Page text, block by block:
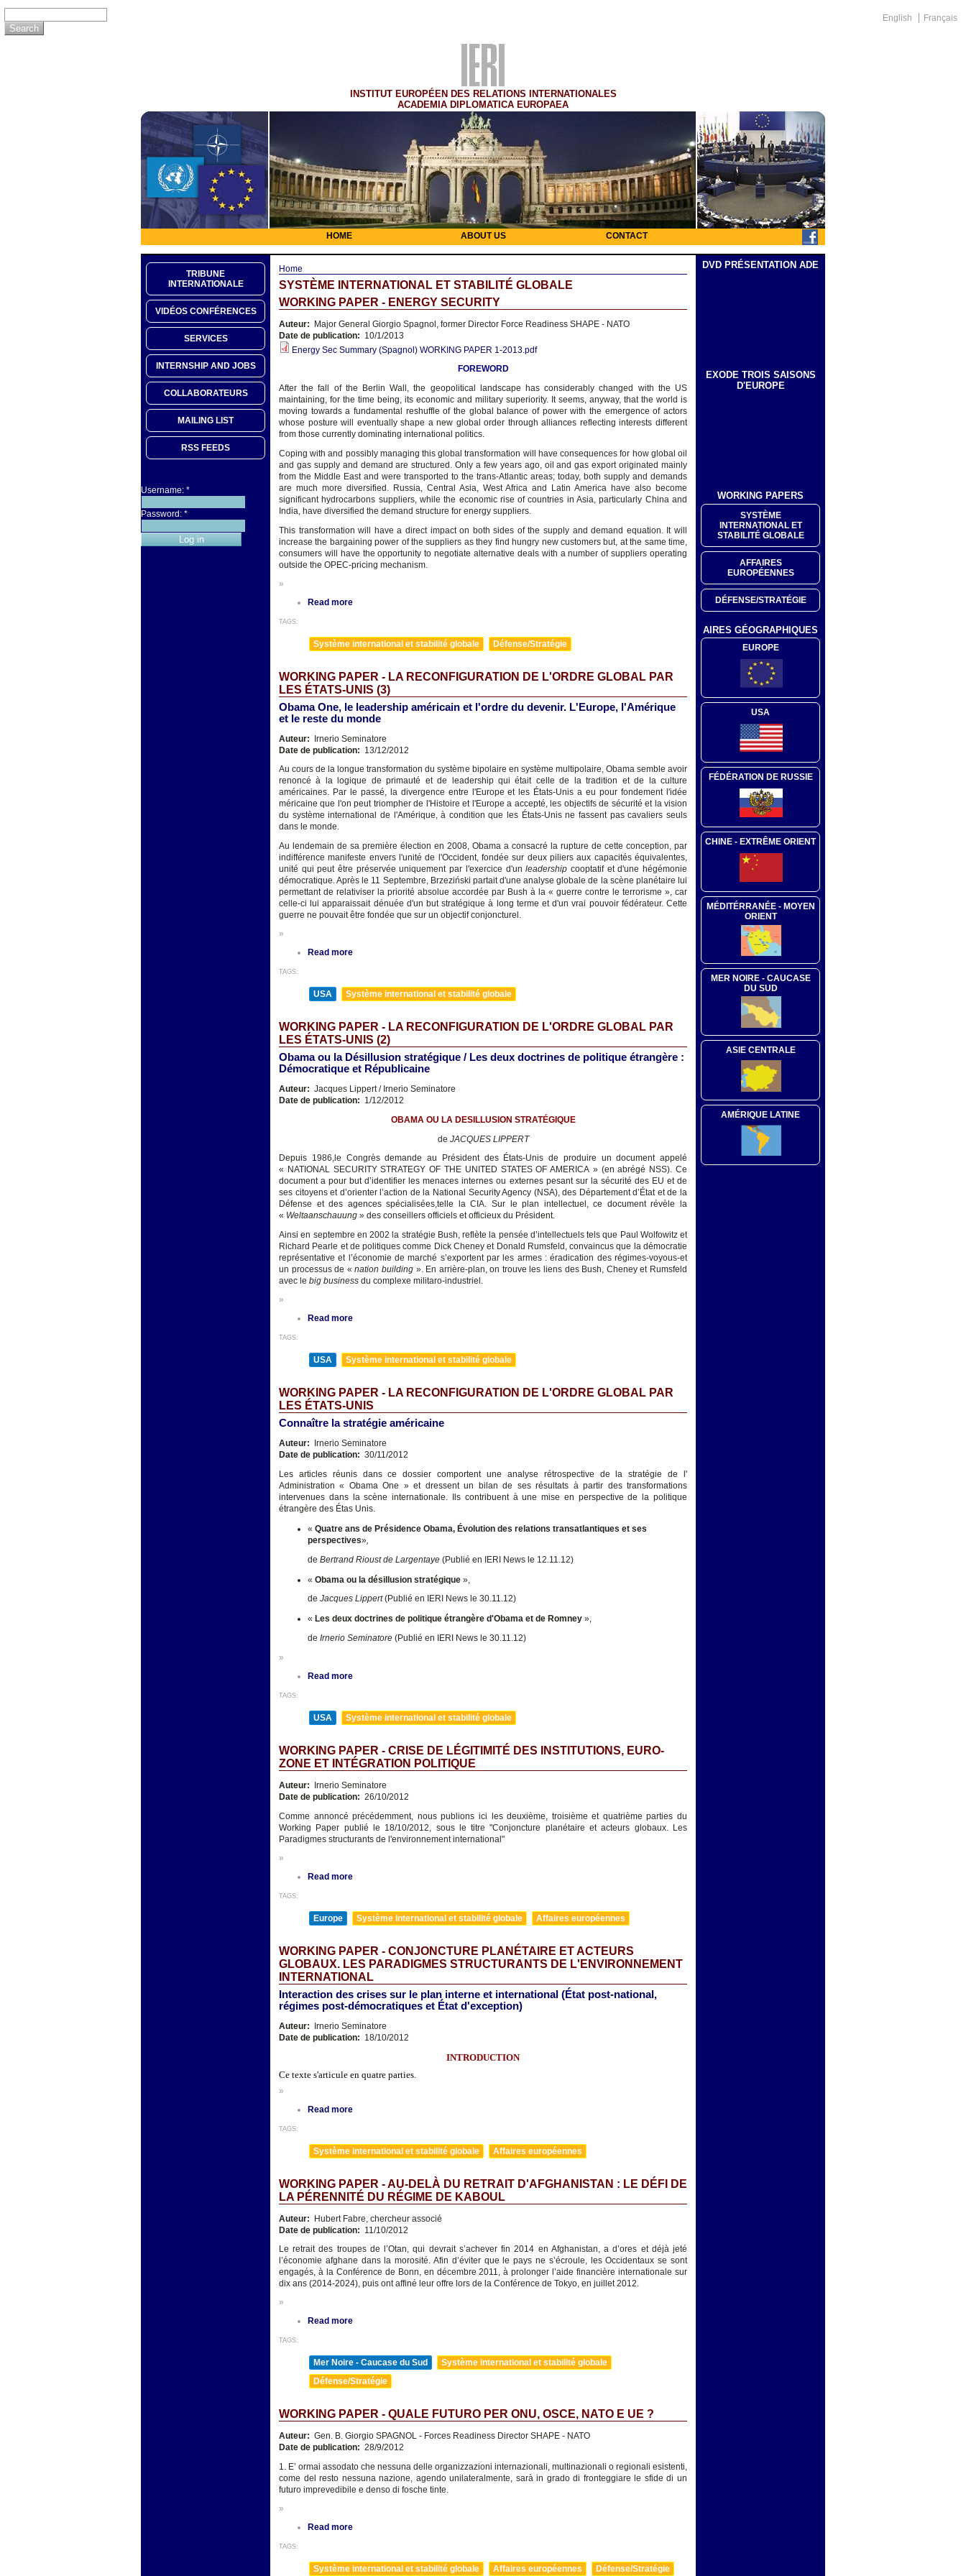
English Français
INSTITUT EUROPÉEN DES RELATIONS INTERNATIONALES
ACADEMIA DIPLOMATICA EUROPAEA
HOME ABOUT US CONTACT
TRIBUNE
INTERNATIONALE
VIDÉOS CONFÉRENCES
SERVICES
INTERNSHIP AND JOBS
COLLABORATEURS
MAILING LIST
RSS FEEDS
Username: *
Password: *
Home
SYSTÈME INTERNATIONAL ET STABILITÉ GLOBALE
WORKING PAPER - ENERGY SECURITY
Auteur: Major General Giorgio Spagnol, former Director Force Readiness SHAPE - NATO
Date de publication: 10/1/2013
Energy Sec Summary (Spagnol) WORKING PAPER 1-2013.pdf
FOREWORD
After the fall of the Berlin Wall, the geopolitical landscape has considerably changed with the US
maintaining, for the time being, its economic and military superiority. It seems, anyway, that the world is
moving towards a fundamental reshuffle of the global balance of power with the emergence of actors
whose posture will eventually shape a new global order through alliances reflecting interests different
from those currently dominating international politics.
Coping with and possibly managing this global transformation will have consequences for how global oil
and gas supply and demand are structured. Only a few years ago, oil and gas export originated mainly
from the Middle East and were transported to the trans-Atlantic areas; today, both supply and demands
are much more diversified. Russia, Central Asia, West Africa and Latin America have also become
significant hydrocarbons suppliers, while the economic rise of countries in Asia, particularly China and
India, have diversified the demand structure for energy suppliers.
This transformation will have a direct impact on both sides of the supply and demand equation. It will
increase the bargaining power of the suppliers as they find hungry new customers but, at the same time,
consumers will have the opportunity to negotiate alternative deals with a number of suppliers operating
outside the OPEC-pricing mechanism.
»
Read more
TAGS:
Système international et stabilité globale Défense/Stratégie
WORKING PAPER - LA RECONFIGURATION DE L'ORDRE GLOBAL PAR
LES ÉTATS-UNIS (3)
Obama One, le leadership américain et l'ordre du devenir. L'Europe, l'Amérique
et le reste du monde
Auteur: Irnerio Seminatore
Date de publication: 13/12/2012
Au cours de la longue transformation du système bipolaire en système multipolaire, Obama semble avoir
renoncé à la logique de primauté et de leadership qui était celle de la tradition et de la culture
américaines. Par le passé, la divergence entre l'Europe et les États-Unis a eu pour fondement l'idée
méricaine que l'on peut triompher de l'Histoire et l'Europe a accepté, les objectifs de sécurité et la vision
du système international de l'Amérique, à condition que les États-Unis ne fassent pas cavaliers seuls
dans le monde.
Au lendemain de sa première élection en 2008, Obama a consacré la rupture de cette conception, par
indifférence manifeste envers l'unité de l'Occident, fondée sur deux piliers aux capacités équivalentes,
unité qui peut être préservée uniquement par l'exercice d'unleadership cooptatif et d'une hégémonie
démocratique. Après le 11 Septembre, Brzeziński partait d'une analyse globale de la scène planétaire lui
permettant de relativiser la priorité absolue accordée par Bush à la « guerre contre le terrorisme », car
celle-ci lui apparaissait dénuée d'un but stratégique à long terme et d'un vrai pouvoir fédérateur. Cette
guerre ne pouvait être fondée que sur un objectif conjoncturel.
»
Read more
TAGS:
USA Système international et stabilité globale
WORKING PAPER - LA RECONFIGURATION DE L'ORDRE GLOBAL PAR
LES ÉTATS-UNIS (2)
Obama ou la Désillusion stratégique / Les deux doctrines de politique étrangère :
Démocratique et Républicaine
Auteur: Jacques Lippert / Irnerio Seminatore
Date de publication: 1/12/2012
OBAMA OU LA DESILLUSION STRATÉGIQUE
de JACQUESL IPPERT
Depuis 1986,le Congrès demande au Président des États-Unis de produire un document appelé
« NATIONAL SECURITY STRATEGY OF THE UNITED STATES OF AMERICA » (en abrégé NSS). Ce
document a pour but d’identifier les menaces internes ou externes pesant sur la sécurité des EU et de
ses citoyens et d’orienter l’action de la National Security Agency (NSA), des Département d’État et de la
Défense et des agences spécialisées,telle la CIA. Sur le plan intellectuel, ce document révèle la
« Weltaanschauung » des conseillers officiels et officieux du Président.
Ainsi en septembre en 2002 la stratégie Bush, reflète la pensée d’intellectuels tels que Paul Wolfowitz et
Richard Pearle et de politiques comme Dick Cheney et Donald Rumsfeld, convaincus que la démocratie
représentative et l’économie de marché s’exportent par les armes : éradication des régimes-voyous-et
un processus de «nation building». En arrière-plan, on trouve les liens des Bush, Cheney et Rumsfeld
avec le big business du complexe militaro-industriel.
»
Read more
TAGS:
USA Système international et stabilité globale
WORKING PAPER - LA RECONFIGURATION DE L'ORDRE GLOBAL PAR
LES ÉTATS-UNIS
Connaître la stratégie américaine
Auteur:
Irnerio Seminatore
Date de publication: 30/11/2012
Les articles réunis dans ce dossier comportent une analyse rétrospective de la stratégie de l'
Administration « Obama One » et dressent un bilan de ses résultats à partir des transformations
intervenues dans la scène internationale. Ils contribuent à une mise en perspective de la politique
étrangère des Étas Unis.
« Quatre ans de Présidence Obama, Évolution des relations transatlantiques et ses
perspectives»,
de Bertrand Rioust de Largentaye (Publié en IERI News le 12.11.12)
« Obama ou la désillusion stratégique »,
de Jacques Lippert(Publié en IERI News le 30.11.12)
« Les deux doctrines de politique étrangère d'Obama et de Romney »,
de Irnerio Seminatore (Publié en IERI News le 30.11.12)
»
Read more
TAGS:
USA Système international et stabilité globale
WORKING PAPER - CRISE DE LÉGITIMITÉ DES INSTITUTIONS, EURO-
ZONE ET INTÉGRATION POLITIQUE
Auteur:
Irnerio Seminatore
Date de publication: 26/10/2012
Comme annoncé précédemment, nous publions ici les deuxième, troisième et quatrième parties du
Working Paper publié le 18/10/2012, sous le titre "Conjoncture planétaire et acteurs globaux. Les
Paradigmes structurants de l'environnement international"
»
Read more
TAGS:
Europe Système international et stabilité globale Affaires européennes
WORKING PAPER - CONJONCTURE PLANÉTAIRE ET ACTEURS
GLOBAUX. LES PARADIGMES STRUCTURANTS DE L'ENVIRONNEMENT
INTERNATIONAL
Interaction des crises sur le plan interne et international (État post-national,
régimes post-démocratiques et État d'exception)
Auteur: Irnerio Seminatore
Date de publication: 18/10/2012
INTRODUCTION
Ce texte s'articule en quatre parties.
»
Read more
TAGS:
Système international et stabilité globale Affaires européennes
WORKING PAPER - AU-DELÀ DU RETRAIT D'AFGHANISTAN : LE DÉFI DE
LA PÉRENNITÉ DU RÉGIME DE KABOUL
Auteur: Hubert Fabre, chercheur associé
Date de publication: 11/10/2012
Le retrait des troupes de l’Otan, qui devrait s’achever fin 2014 en Afghanistan, a d’ores et déjà jeté
l’économie afghane dans la morosité. Afin d’éviter que le pays ne s’écroule, les Occidentaux se sont
engagés, à la Conférence de Bonn, en décembre 2011, à prolonger l’aide financière internationale sur
dix ans (2014-2024), puis ont affiné leur offre lors de la Conférence de Tokyo, en juillet 2012.
»
Read more
TAGS:
Mer Noire - Caucase du Sud
Système international et stabilité globale
Défense/Stratégie
WORKING PAPER - QUALE FUTURO PER ONU, OSCE, NATO E UE ?
Auteur: Gen. B. Giorgio SPAGNOL - Forces Readiness Director SHAPE - NATO
Date de publication: 28/9/2012
1. E’ ormai assodato che nessuna delle organizzazioni internazionali, multinazionali o regionali esistenti,
come del resto nessuna nazione, agendo unilateralmente, sarà in grado di fronteggiare le sfide di un
futuro imprevedibile e denso di fosche tinte.
»
Read more
TAGS:
Système international et stabilité globale Affaires européennes Défense/Stratégie
DVD PRÉSENTATION ADE
EXODE TROIS SAISONS
D'EUROPE
WORKING PAPERS
SYSTÈME
INTERNATIONAL ET
STABILITÉ GLOBALE
AFFAIRES
EUROPÉENNES
DÉFENSE/STRATÉGIE
AIRES GÉOGRAPHIQUES
EUROPE
USA
FÉDÉRATION DE RUSSIE
CHINE - EXTRÊME ORIENT
MÉDITÉRRANÉE - MOYEN
ORIENT
MER NOIRE - CAUCASE
DU SUD
ASIE CENTRALE
AMÉRIQUE LATINE